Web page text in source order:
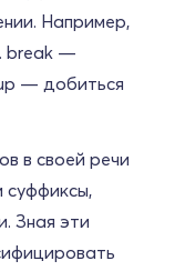
Например,
break —
— добиться
в своей речи
суффиксы,
Зная эти